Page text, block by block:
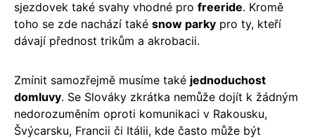
sjezdovek také svahy vhodné pro freeride. Kromě
toho se zde nachází také snow parky pro ty, kteří
dávají přednost trikům a akrobacii.
Zmínit samozřejmě musíme také jednoduchost
domluvy. Se Slováky zkrátka nemůže dojít k žádným
nedorozuměním oproti komunikaci v Rakousku,
Švýcarsku, Francii či Itálii, kde často může být